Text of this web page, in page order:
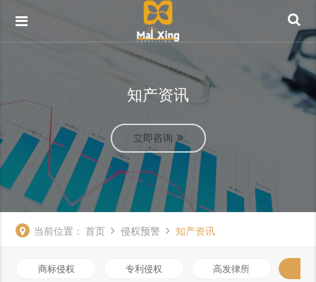
知产资讯
立即咨询
当前位置： 首页 侵权预警 知产资讯
商标侵权 专利侵权 高发律所